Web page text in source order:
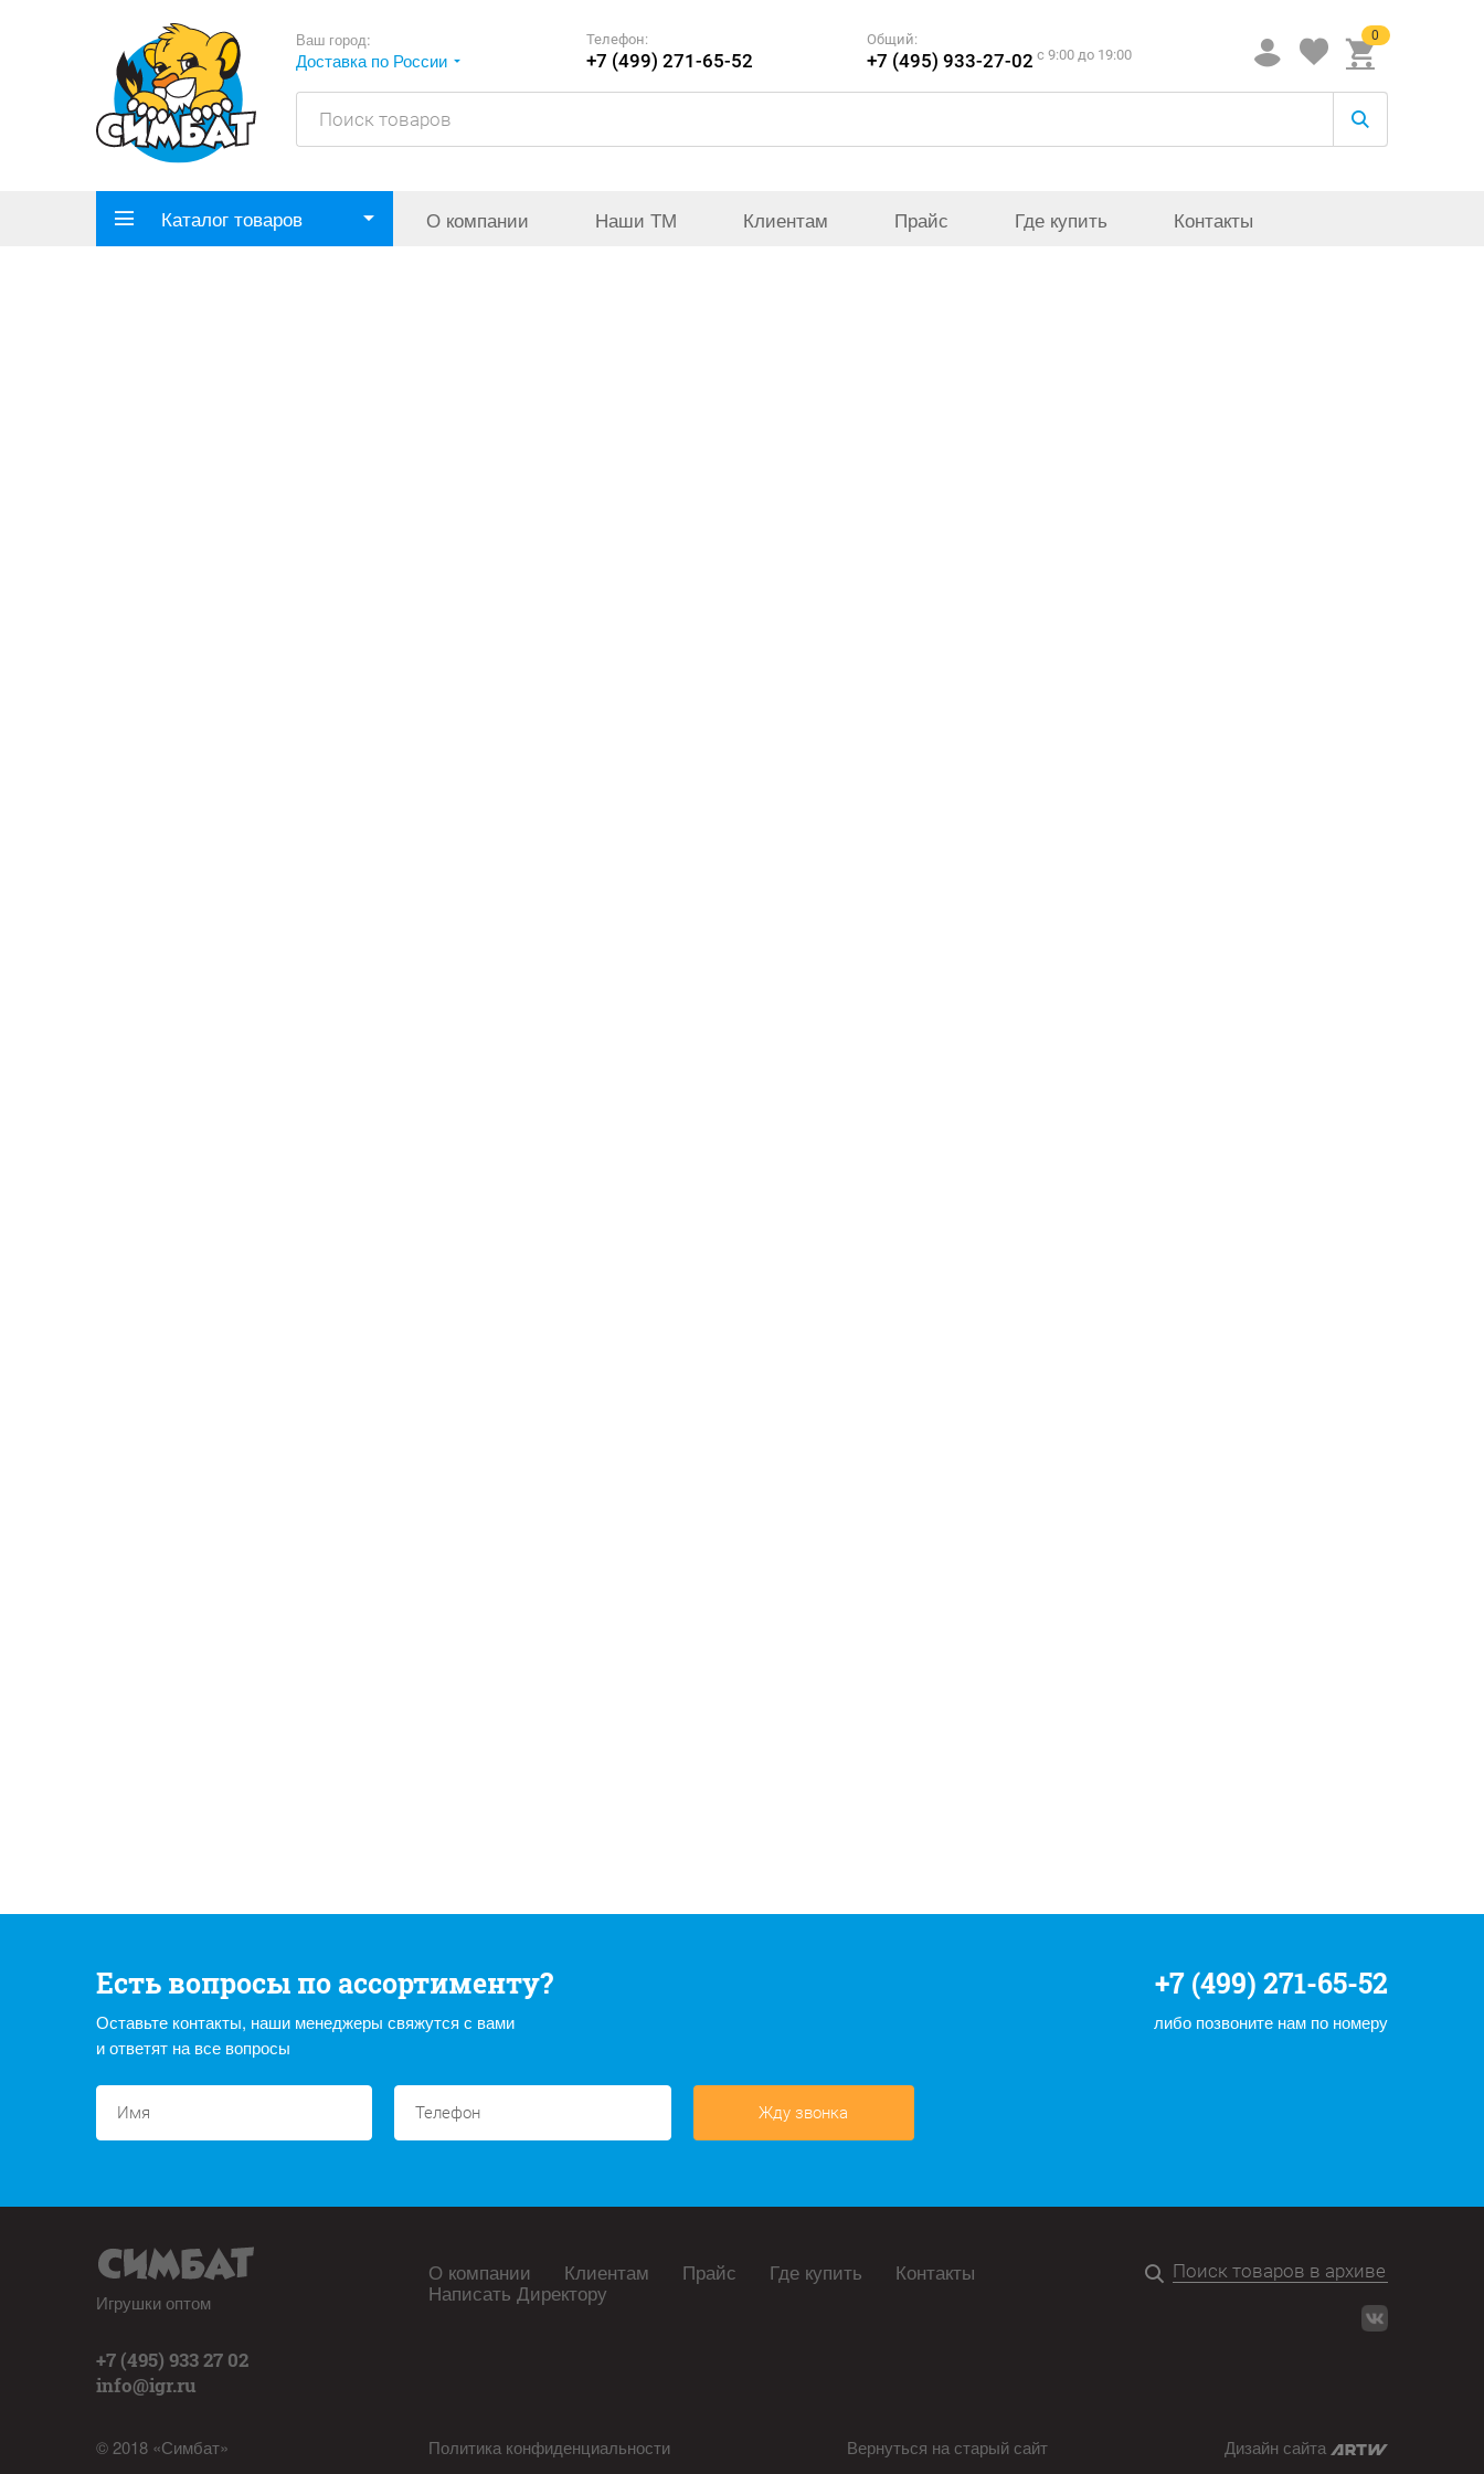
Ваш город:
Доставка по России
Телефон:
+7 (499) 271-65-52
Общий:
+7 (495) 933-27-02 c 9:00 до 19:00
0
Каталог товаров О компании Наши ТМ Клиентам Прайс Где купить Контакты
Есть вопросы по ассортименту?
Оставьте контакты, наши менеджеры свяжутся с вами
и ответят на все вопросы
+7 (499) 271-65-52
либо позвоните нам по номеру
Жду звонка
Игрушки оптом
+7 (495) 933 27 02
info@igr.ru
© 2018 «Симбат»
О компании Клиентам Прайс Где купить Контакты
Написать Директору
Политика конфиденциальности Вернуться на старый сайт Дизайн сайта